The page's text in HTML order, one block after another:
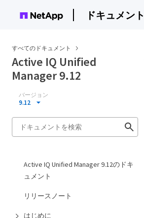
ドキュメント
すべてのドキュメント
Active IQ Unified
Manager 9.12
バージョン
9.12
Active IQ Unified Manager 9.12のドキ
ュメント
リリースノート
はじめに